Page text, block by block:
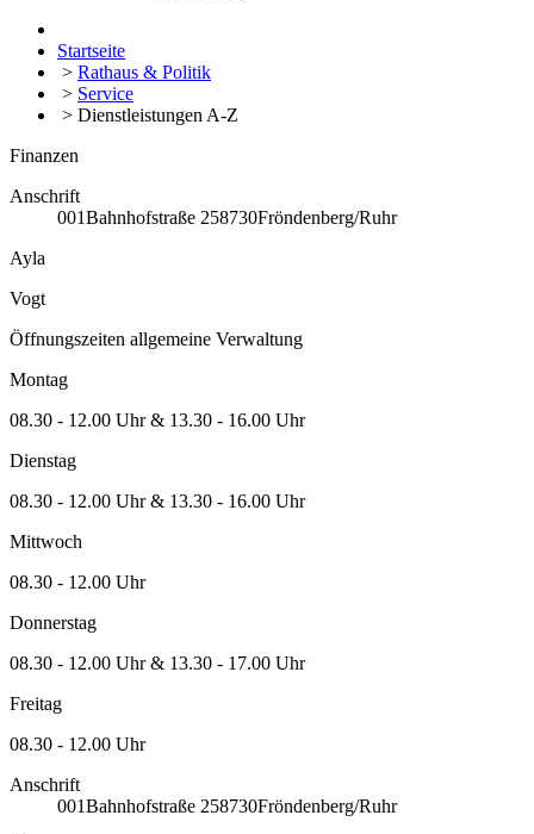
Startseite
> Rathaus & Politik
> Service
> Dienstleistungen A-Z
Finanzen
Anschrift
001Bahnhofstraße 258730Fröndenberg/Ruhr
Ayla
Vogt
Öffnungszeiten allgemeine Verwaltung
Montag
08.30 - 12.00 Uhr & 13.30 - 16.00 Uhr
Dienstag
08.30 - 12.00 Uhr & 13.30 - 16.00 Uhr
Mittwoch
08.30 - 12.00 Uhr
Donnerstag
08.30 - 12.00 Uhr & 13.30 - 17.00 Uhr
Freitag
08.30 - 12.00 Uhr
Anschrift
001Bahnhofstraße 258730Fröndenberg/Ruhr